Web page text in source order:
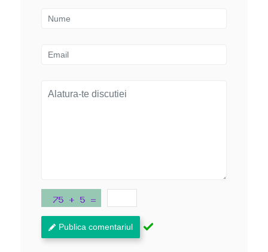
Publica comentariul